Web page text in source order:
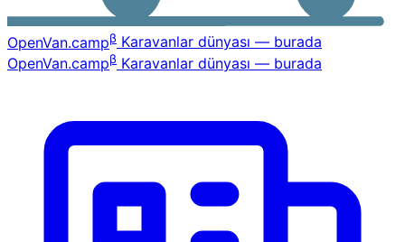
OpenVan.campβ Karavanlar dünyası — burada
OpenVan.campβ Karavanlar dünyası — burada